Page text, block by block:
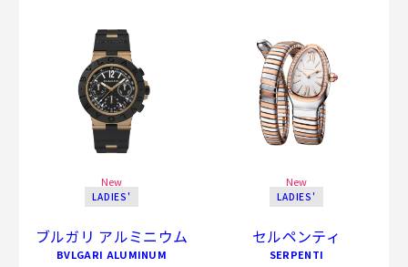
New
LADIES'
ブルガリ アルミニウム
BVLGARI ALUMINUM
New
LADIES'
セルペンティ
SERPENTI